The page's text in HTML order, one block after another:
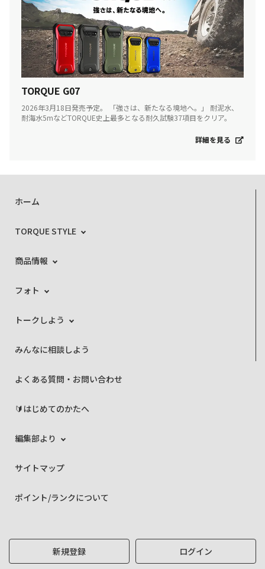
TORQUE G07
2026年3月18日発売予定。 「強さは、新たなる境地へ。」 耐泥水、
耐海水5mなどTORQUE史上最多となる耐久試験37項目をクリア。
詳細を見る
ホーム
TORQUE STYLE
商品情報
フォト
トークしよう
みんなに相談しよう
よくある質問・お問い合わせ
🔰はじめてのかたへ
編集部より
サイトマップ
ポイント/ランクについて
新規登録 ログイン